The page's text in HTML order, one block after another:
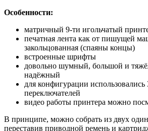
Особенности:
матричный 9-ти игольчатый
печатная лента как от пишущей
закольцованная (спаяны концы)
встроенные шрифты
довольно шумный, большой и
надёжный
для конфигурации
переключателей
видео работы принтера можно
В принципе, можно собрать из двух
переставив приводной ремень и